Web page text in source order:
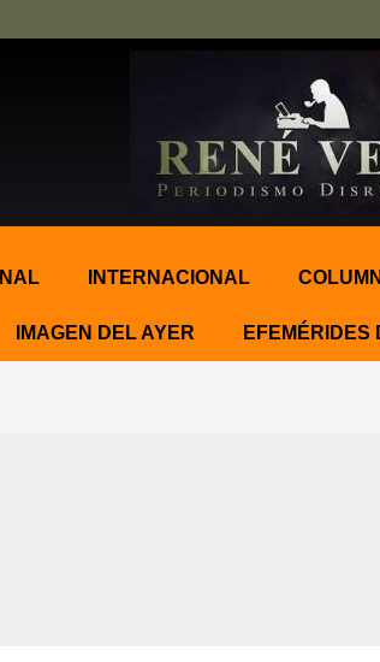
INTERNACIONAL
IMAGEN DEL AYER EFEMÉRIDES